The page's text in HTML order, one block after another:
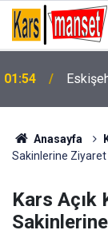
01:49
Anasayfa
Sakinlerine Ziyaret
Kars Açık